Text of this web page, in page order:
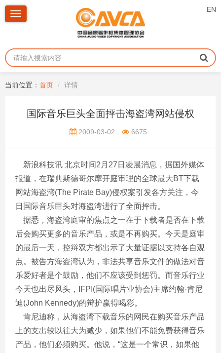
EN
Toggle
当前位置： 首页 详情
国际音乐巨头全面抨击海盗湾网站侵权
2009-03-02 6675
新浪科技讯 北京时间2月27日凌晨消息，据国外媒体
报道，在瑞典斯德哥尔摩开庭审理的全球最大BT下载
网站海盗湾(The Pirate Bay)侵权案引发各方关注，今
日国际音乐巨头对海盗湾进行了全面抨击。
据悉，海盗湾庭审的焦点之一在于下载者是否在下载
后会购买更多的音乐产品，或是不再购买。今天是庭审
的最后一天，控辩双方都出示了大量证据以支持各自观
点。被告方海盗湾认为，非法共享音乐文件的做法对音
乐爱好者是个鼓励，他们不应该受到惩罚。而音乐行业
今天也出尽风头，IFPI(国际唱片业协会)主席约翰·肯尼
迪(John Kennedy)的辩护赢得喝彩。
肯尼迪称，从海盗湾下载音乐的网民在购买音乐产品
上的支出较以往大为减少，如果他们不能免费获得音乐
产品，他们必须购买。他说，“这是一个常识，如果他